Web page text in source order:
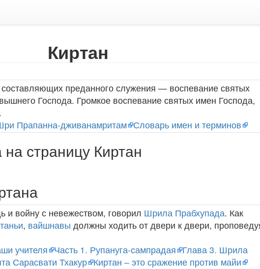
Киртан
преданного служения — воспевание святых
Господа. Громкое воспевание святых имен Господа,
Прапанна-дживанамритам Словарь имен и терминов
страницу Киртан
и войну с невежеством, говорил Шрила Прабхупада. Как
, вайшнавы должны ходить от двери к двери,
учителя Часть 1. Рупануга-сампрадая Глава 3. Шрила
Сарасвати Тхакур Киртан – это сражение против майи